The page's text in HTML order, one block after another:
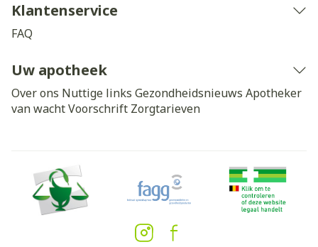
Klantenservice
FAQ
Uw apotheek
Over ons Nuttige links Gezondheidsnieuws Apotheker
van wachtVoorschrift Zorgtarieven